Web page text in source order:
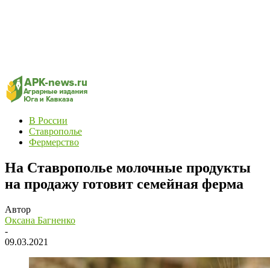
В России
Ставрополье
Фермерство
На Ставрополье молочные продукты
на продажу готовит семейная ферма
Автор
Оксана Багненко
-
09.03.2021